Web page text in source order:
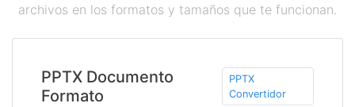
archivos en los formatos y tamaños que te funcionan.
PPTX Documento
Formato
PPTX
Convertidor